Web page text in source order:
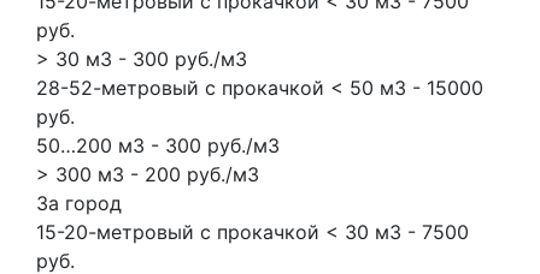
руб.
> 30 м3 - 300 руб./м3
28-52-метровый с прокачкой < 50 м3 - 15000
руб.
50…200 м3 - 300 руб./м3
> 300 м3 - 200 руб./м3
За город
15-20-метровый с прокачкой < 30 м3 - 7500
руб.